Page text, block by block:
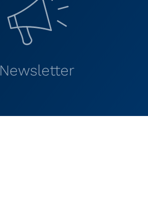
Newsletter